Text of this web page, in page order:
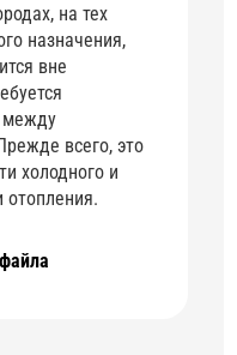
на тех
назначения,
вне
между
всего, это
холодного и
отопления.